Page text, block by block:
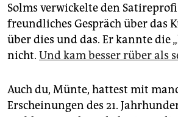
Solms verwickelte den
freundliches Gespräch über das
über dies und das. Er kannte die
nicht. Und kam besser rüber als
Auch du, Münte, hattest mit
Erscheinungen des 21.